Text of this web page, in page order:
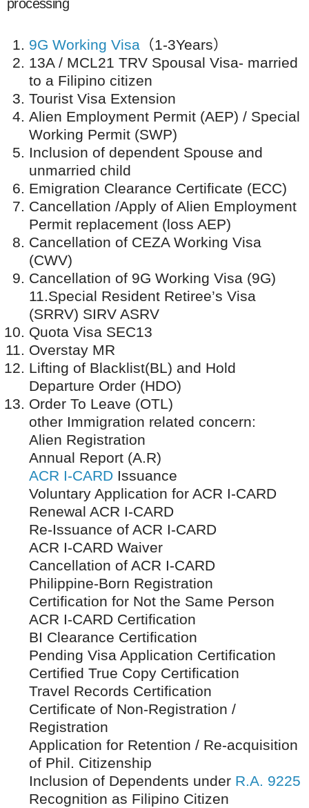
processing
9G Working Visa （1-3Years）
13A / MCL21 TRV Spousal Visa- married
to a Filipino citizen
Tourist Visa Extension
Alien Employment Permit (AEP) / Special
Working Permit (SWP)
Inclusion of dependent Spouse and
unmarried child
Emigration Clearance Certificate (ECC)
Cancellation /Apply of Alien Employment
Permit replacement (loss AEP)
Cancellation of CEZA Working Visa
(CWV)
Cancellation of 9G Working Visa (9G)
11.Special Resident Retiree’s Visa
(SRRV) SIRV ASRV
Quota Visa SEC13
Overstay MR
Lifting of Blacklist(BL) and Hold
Departure Order (HDO)
Order To Leave (OTL)
other Immigration related concern:
Alien Registration
Annual Report (A.R)
ACR I-CARD Issuance
Voluntary Application for ACR I-CARD
Renewal ACR I-CARD
Re-Issuance of ACR I-CARD
ACR I-CARD Waiver
Cancellation of ACR I-CARD
Philippine-Born Registration
Certification for Not the Same Person
ACR I-CARD Certification
BI Clearance Certification
Pending Visa Application Certification
Certified True Copy Certification
Travel Records Certification
Certificate of Non-Registration /
Registration
Application for Retention / Re-acquisition
of Phil. Citizenship
Inclusion of Dependents under R.A. 9225
Recognition as Filipino Citizen